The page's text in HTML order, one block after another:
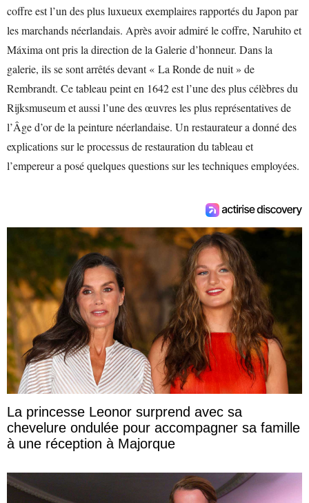
coffre est l’un des plus luxueux exemplaires rapportés du Japon par
les marchands néerlandais. Après avoir admiré le coffre, Naruhito et
Máxima ont pris la direction de la Galerie d’honneur. Dans la
galerie, ils se sont arrêtés devant « La Ronde de nuit » de
Rembrandt. Ce tableau peint en 1642 est l’une des plus célèbres du
Rijksmuseum et aussi l’une des œuvres les plus représentatives de
l’Âge d’or de la peinture néerlandaise. Un restaurateur a donné des
explications sur le processus de restauration du tableau et
l’empereur a posé quelques questions sur les techniques employées.
La princesse Leonor surprend avec sa
chevelure ondulée pour accompagner sa famille
à une réception à Majorque